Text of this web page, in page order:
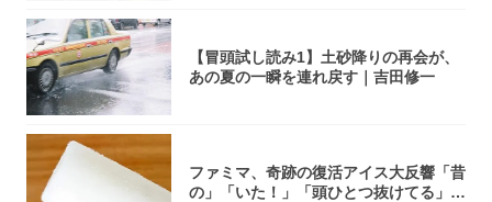
【冒頭試し読み1】土砂降りの再会が、
あの夏の一瞬を連れ戻す｜吉田修一
ファミマ、奇跡の復活アイス大反響「昔
の」「いた！」「頭ひとつ抜けてる」